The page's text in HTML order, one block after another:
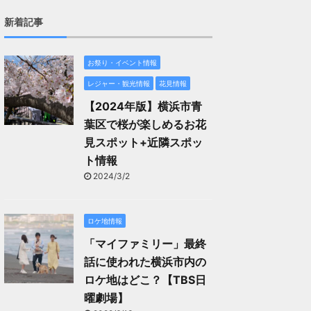
新着記事
お祭り・イベント情報
レジャー・観光情報 花見情報
【2024年版】横浜市青
葉区で桜が楽しめるお花
見スポット+近隣スポッ
ト情報
2024/3/2
ロケ地情報
「マイファミリー」最終
話に使われた横浜市内の
ロケ地はどこ？【TBS日
曜劇場】